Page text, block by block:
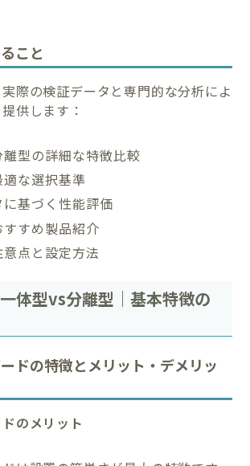
こと
際の検証データと専門的な分析によ
供します：
型の詳細な特徴比較
な選択基準
基づく性能評価
すめ製品紹介
点と設定方法
体型vs分離型｜基本特徴の
ドの特徴とメリット・デメリッ
のメリット